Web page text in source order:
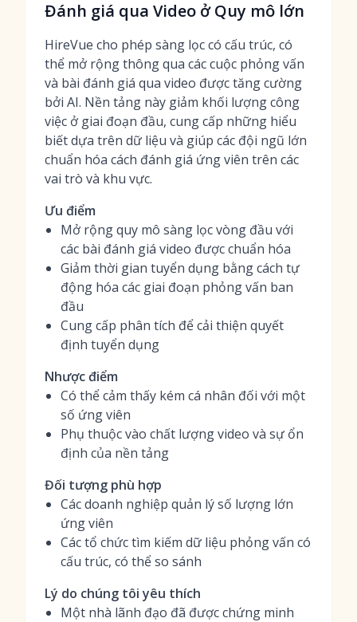
Đánh giá qua Video ở Quy mô lớn
HireVue cho phép sàng lọc có cấu trúc, có
thể mở rộng thông qua các cuộc phỏng vấn
và bài đánh giá qua video được tăng cường
bởi AI. Nền tảng này giảm khối lượng công
việc ở giai đoạn đầu, cung cấp những hiểu
biết dựa trên dữ liệu và giúp các đội ngũ lớn
chuẩn hóa cách đánh giá ứng viên trên các
vai trò và khu vực.
Ưu điểm
Mở rộng quy mô sàng lọc vòng đầu với
các bài đánh giá video được chuẩn hóa
Giảm thời gian tuyển dụng bằng cách tự
động hóa các giai đoạn phỏng vấn ban
đầu
Cung cấp phân tích để cải thiện quyết
định tuyển dụng
Nhược điểm
Có thể cảm thấy kém cá nhân đối với một
số ứng viên
Phụ thuộc vào chất lượng video và sự ổn
định của nền tảng
Đối tượng phù hợp
Các doanh nghiệp quản lý số lượng lớn
ứng viên
Các tổ chức tìm kiếm dữ liệu phỏng vấn có
cấu trúc, có thể so sánh
Lý do chúng tôi yêu thích
Một nhà lãnh đạo đã được chứng minh